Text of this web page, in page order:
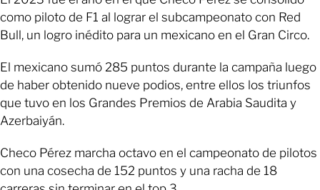
como piloto de F1 al lograr el subcampeonato con Red
Bull, un logro inédito para un mexicano en el Gran Circo.
El mexicano sumó 285 puntos durante la campaña luego
de haber obtenido nueve podios, entre ellos los triunfos
que tuvo en los Grandes Premios de Arabia Saudita y
Azerbaiyán.
Checo Pérez marcha octavo en el campeonato de pilotos
con una cosecha de 152 puntos y una racha de 18